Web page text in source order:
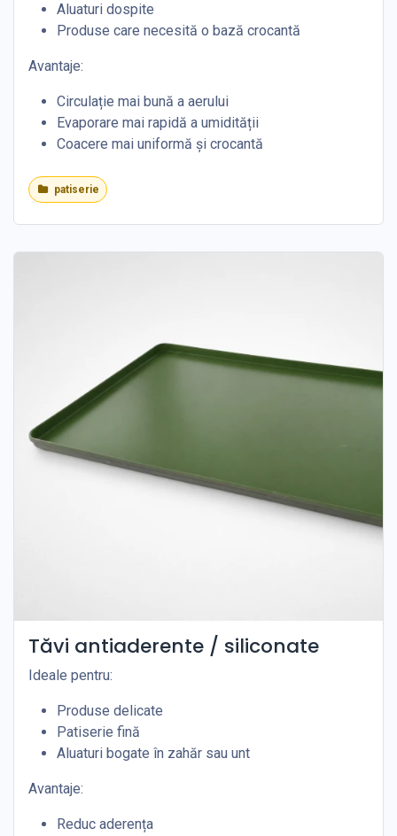
Aluaturi dospite
Produse care necesită o bază crocantă
Avantaje:
Circulație mai bună a aerului
Evaporare mai rapidă a umidității
Coacere mai uniformă și crocantă
patiserie
Tăvi antiaderente / siliconate
Ideale pentru:
Produse delicate
Patiserie fină
Aluaturi bogate în zahăr sau unt
Avantaje:
Reduc aderența